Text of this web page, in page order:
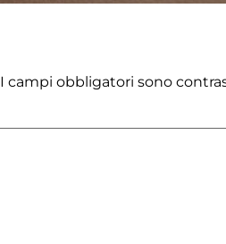
I campi obbligatori sono